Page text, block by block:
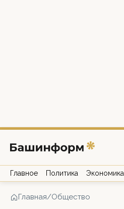
Главное Политика Экономика
Главная/Общество